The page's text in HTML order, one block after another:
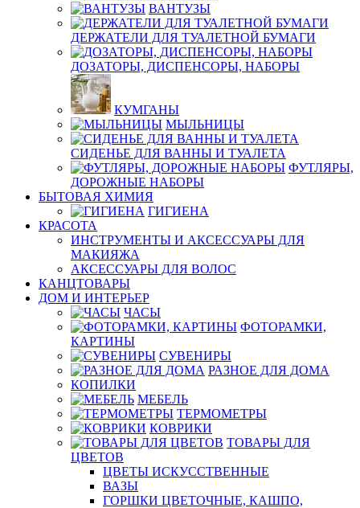
ВАНТУЗЫ
ДЕРЖАТЕЛИ ДЛЯ ТУАЛЕТНОЙ БУМАГИ
ДОЗАТОРЫ, ДИСПЕНСОРЫ, НАБОРЫ
КУМГАНЫ
МЫЛЬНИЦЫ
СИДЕНЬЕ ДЛЯ ВАННЫ И ТУАЛЕТА
ФУТЛЯРЫ,
ДОРОЖНЫЕ НАБОРЫ
БЫТОВАЯ ХИМИЯ
ГИГИЕНА
КРАСОТА
ИНСТРУМЕНТЫ И АКСЕССУАРЫ ДЛЯ
МАКИЯЖА
АКСЕССУАРЫ ДЛЯ ВОЛОС
КАНЦТОВАРЫ
ДОМ И ИНТЕРЬЕР
ЧАСЫ
ФОТОРАМКИ,
КАРТИНЫ
СУВЕНИРЫ
РАЗНОЕ ДЛЯ ДОМА
КОПИЛКИ
МЕБЕЛЬ
ТЕРМОМЕТРЫ
КОВРИКИ
ТОВАРЫ ДЛЯ
ЦВЕТОВ
ЦВЕТЫ ИСКУССТВЕННЫЕ
ВАЗЫ
ГОРШКИ ЦВЕТОЧНЫЕ, КАШПО,